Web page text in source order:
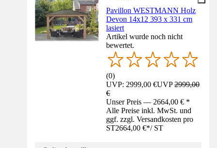
Pavillon WESTMANN Holz
Devon 14x12 393 x 331 cm
lasiert
Artikel wurde noch nicht
bewertet.
(0)
UVP: 2999,00 €UVP2999,00
€
Unser Preis — 2664,00 € *
Alle Preise inkl. MwSt. und
ggf. zzgl. Versandkosten pro
ST2664,00 €*/ ST